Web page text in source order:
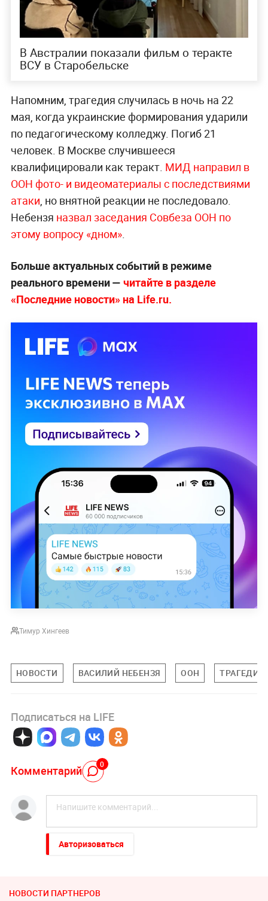
В Австралии показали фильм о теракте
ВСУ в Старобельске
Напомним, трагедия случилась в ночь на 22
мая, когда украинские формирования ударили
по педагогическому колледжу. Погиб 21
человек. В Москве случившееся
квалифицировали как теракт. МИД направил в
ООН фото- и видеоматериалы с последствиями
атаки, но внятной реакции не последовало.
Небензя назвал заседания Совбеза ООН по
этому вопросу «дном».
Больше актуальных событий в режиме
реального времени — читайте в разделе
«Последние новости» на Life.ru.
Тимур Хингеев
НОВОСТИ ВАСИЛИЙ НЕБЕНЗЯ ООН ТРАГЕДИЯ
Подписаться на LIFE
Комментарий 0
Авторизоваться
НОВОСТИ ПАРТНЕРОВ